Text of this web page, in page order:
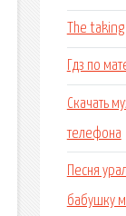
The taking
Гдз по
Скачать
телефона
Песня
бабушку